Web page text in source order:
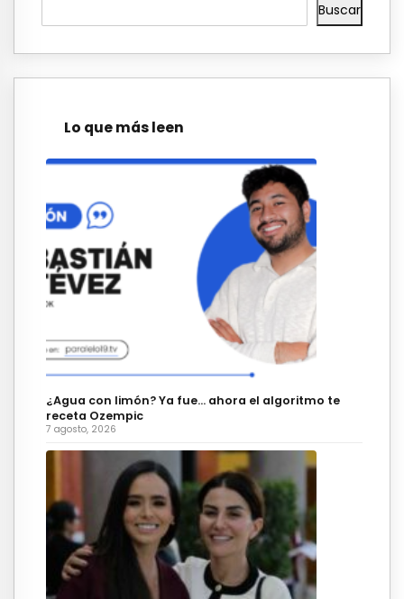
Buscar
Lo que más leen
¿Agua con limón? Ya fue… ahora el algoritmo te
receta Ozempic
7 agosto, 2026